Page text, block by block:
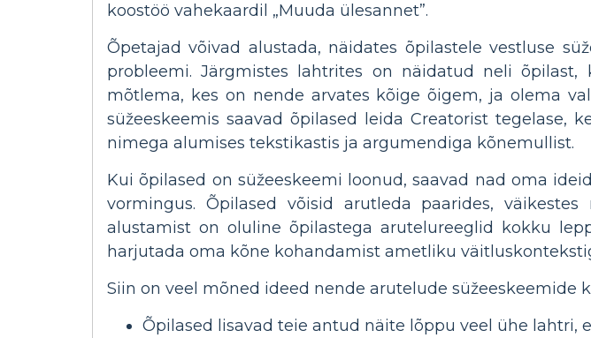
koostöö vahekaardil „Muuda ülesannet”.
Õpetajad võivad alustada, näidates õpilastele vestluse
probleemi. Järgmistes lahtrites on näidatud neli
mõtlema, kes on nende arvates kõige õigem, ja olema
süžeeskeemis saavad õpilased leida Creatorist tegelase,
nimega alumises tekstikastis ja argumendiga kõnemullist.
Kui õpilased on süžeeskeemi loonud, saavad nad oma
vormingus. Õpilased võisid arutleda paarides,
alustamist on oluline õpilastega arutelureeglid kokku
harjutada oma kõne kohandamist ametliku
Siin on veel mõned ideed nende arutelude süžeeskeemide
Õpilased lisavad teie antud näite lõppu veel ühe lahtri,